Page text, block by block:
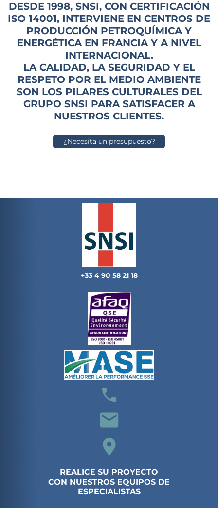
DESDE 1998, SNSI, CON CERTIFICACIÓN
ISO 14001, INTERVIENE EN CENTROS DE
PRODUCCIÓN PETROQUÍMICA Y
ENERGÉTICA EN FRANCIA Y A NIVEL
INTERNACIONAL.
LA CALIDAD, LA SEGURIDAD Y EL
RESPETO POR EL MEDIO AMBIENTE
SON LOS PILARES CULTURALES DEL
GRUPO SNSI PARA SATISFACER A
NUESTROS CLIENTES.
¿Necesita un presupuesto?
+33 4 90 58 21 18
local_phone
email
location_on
REALICE SU PROYECTO
CON NUESTROS EQUIPOS DE
ESPECIALISTAS